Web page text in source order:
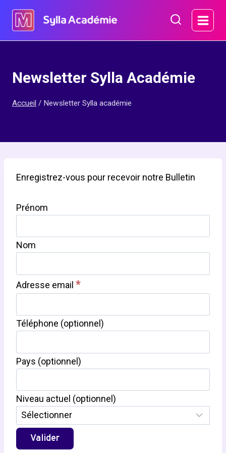
contenu
Newsletter Sylla Académie
Accueil / Newsletter Sylla académie
Enregistrez-vous pour recevoir notre Bulletin
Prénom
Nom
Adresse email *
Téléphone (optionnel)
Pays (optionnel)
Niveau actuel (optionnel)